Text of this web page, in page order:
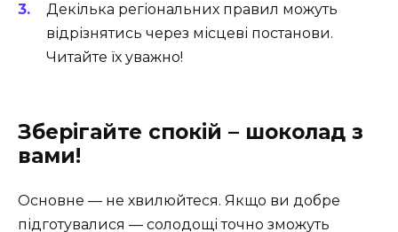
Декілька регіональних правил можуть
відрізнятись через місцеві постанови.
Читайте їх уважно!
Зберігайте спокій – шоколад з
вами!
Основне — не хвилюйтеся. Якщо ви добре
підготувалися — солодощі точно зможуть